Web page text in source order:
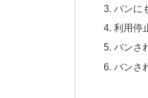
バンに
利用停
バンさ
バンさ